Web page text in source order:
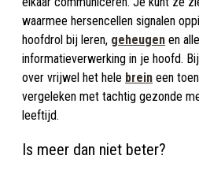
waarmee hersencellen signalen
hoofdrol bij leren, geheugen en
informatieverwerking in je hoofd.
over vrijwel het hele brein een
vergeleken met tachtig gezonde
leeftijd.
Is meer dan niet beter?